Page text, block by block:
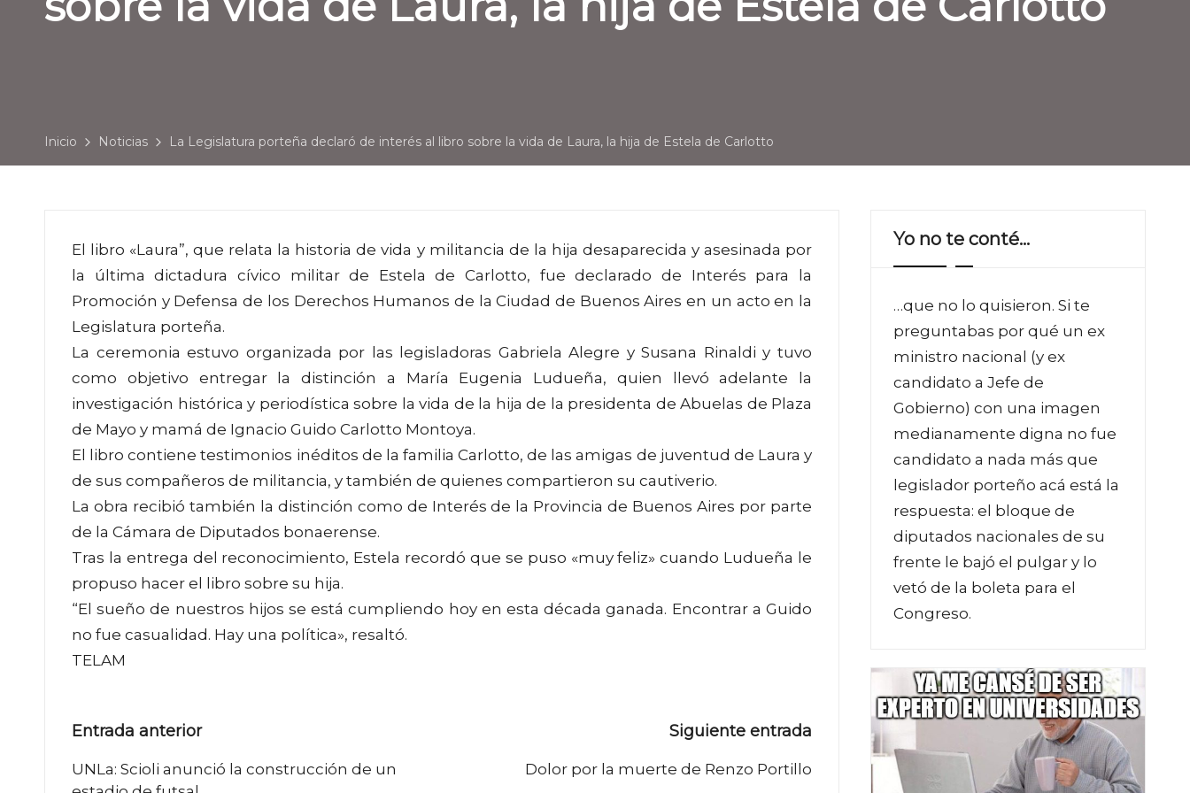
Inicio Noticias La Legislatura porteña declaró de interés al libro sobre la vida de Laura, la hija de Estela de Carlotto
El libro «Laura”, que relata la historia de vida y militancia de la hija desaparecida y asesinada por
la última dictadura cívico militar de Estela de Carlotto, fue declarado de Interés para la
Promoción y Defensa de los Derechos Humanos de la Ciudad de Buenos Aires en un acto en la
Legislatura porteña.
La ceremonia estuvo organizada por las legisladoras Gabriela Alegre y Susana Rinaldi y tuvo
como objetivo entregar la distinción a María Eugenia Ludueña, quien llevó adelante la
investigación histórica y periodística sobre la vida de la hija de la presidenta de Abuelas de Plaza
de Mayo y mamá de Ignacio Guido Carlotto Montoya.
El libro contiene testimonios inéditos de la familia Carlotto, de las amigas de juventud de Laura y
de sus compañeros de militancia, y también de quienes compartieron su cautiverio.
La obra recibió también la distinción como de Interés de la Provincia de Buenos Aires por parte
de la Cámara de Diputados bonaerense.
Tras la entrega del reconocimiento, Estela recordó que se puso «muy feliz» cuando Ludueña le
propuso hacer el libro sobre su hija.
“El sueño de nuestros hijos se está cumpliendo hoy en esta década ganada. Encontrar a Guido
no fue casualidad. Hay una política», resaltó.
TELAM
Navegación
de
Entrada anterior
UNLa: Scioli anunció la construcción de un
Siguiente entrada
Dolor por la muerte de Renzo Portillo
Yo no te conté…
…que no lo quisieron. Si te
preguntabas por qué un ex
ministro nacional (y ex
candidato a Jefe de
Gobierno) con una imagen
medianamente digna no fue
candidato a nada más que
legislador porteño acá está la
respuesta: el bloque de
diputados nacionales de su
frente le bajó el pulgar y lo
vetó de la boleta para el
Congreso.